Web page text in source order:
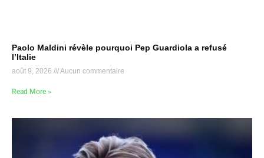
Paolo Maldini révèle pourquoi Pep Guardiola a refusé
l’Italie
août 9, 2026 Aucun commentaire
Read More »